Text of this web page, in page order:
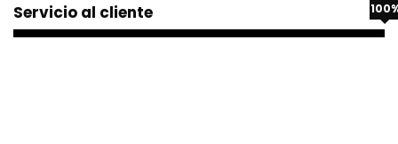
Servicio al cliente